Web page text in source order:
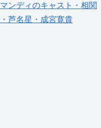
ンディのキャスト・相関
芦名星・成宮寛貴